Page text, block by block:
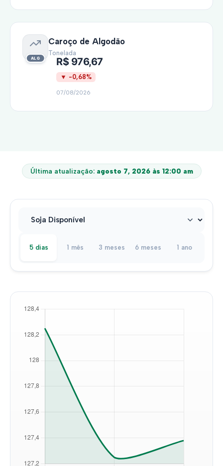
Caroço de Algodão
Tonelada
R$ 976,67
▼ -0,68%
07/08/2026
Última atualização: agosto 7, 2026 às 12:00 am
5 dias 1 mês 3 meses 6 meses 1 ano